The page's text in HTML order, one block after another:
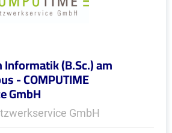
(B.Sc.) am
- COMPUTIME
GmbH
GmbH